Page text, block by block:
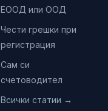
ЕООД или ООД
Чести грешки при
регистрация
Сам си
счетоводител
Всички статии →